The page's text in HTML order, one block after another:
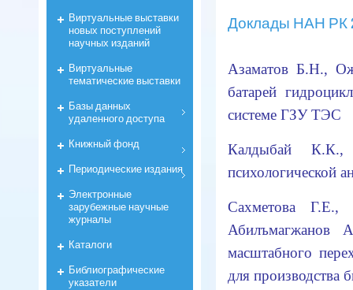
Доклады НАН РК
Азаматов Б.Н.,
батарей
системе ГЗУ
Калдыбай
психологической
Сахметова
Абилъмагжанов
масштабного
для производства
Виртуальные выставки
новых поступлений
научных изданий
Виртуальные
тематические выставки
Базы данных
удаленного доступа
Книжный фонд
Периодические издания
Электронные
зарубежные научные
журналы
Каталоги
Библиографические
указатели